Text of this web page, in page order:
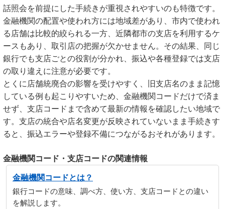
話照会を前提にした手続きが重視されやすいのも特徴です。
金融機関の配置や使われ方には地域差があり、市内で使われ
る店舗は比較的絞られる一方、近隣都市の支店を利用するケ
ースもあり、取引店の把握が欠かせません。その結果、同じ
銀行でも支店ごとの役割が分かれ、振込や各種登録では支店
の取り違えに注意が必要です。
とくに店舗統廃合の影響を受けやすく、旧支店名のまま記憶
している例も起こりやすいため、金融機関コードだけで済ま
せず、支店コードまで含めて最新の情報を確認したい地域で
す。支店の統合や店名変更が反映されていないまま手続きす
ると、振込エラーや登録不備につながるおそれがあります。
金融機関コード・支店コードの関連情報
金融機関コードとは？
銀行コードの意味、調べ方、使い方、支店コードとの違い
を解説します。